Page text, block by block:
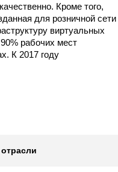
Кроме того,
для розничной сети
виртуальных
рабочих мест
К 2017 году